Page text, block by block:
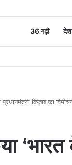
36 गढ़ी देश
ने बुनकरों को दी शुभकामनाएं
किताब का
‘भारत